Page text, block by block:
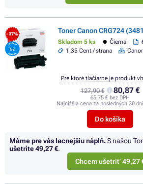
- 37% Toner Canon CRG724
Skladom 5 ks Čierna
1,35 Cent / strana
127,90 € 80,87 €
65,75 € bez DPH
Najnižšia cena za posledných 30
Do košíka
Pre ktoré tlačiarne je produkt
Máme pre vás lacnejšiu náplň.S našou
ušetríte49,27 €.
Chcem ušetriť 49,27